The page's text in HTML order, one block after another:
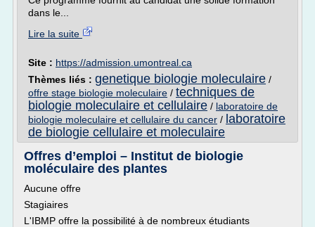
dans le...
Lire la suite
Site : https://admission.umontreal.ca
Thèmes liés : genetique biologie moleculaire /
offre stage biologie moleculaire / techniques de
biologie moleculaire et cellulaire / laboratoire de
biologie moleculaire et cellulaire du cancer / laboratoire
de biologie cellulaire et moleculaire
Offres d’emploi – Institut de biologie
moléculaire des plantes
Aucune offre
Stagiaires
L'IBMP offre la possibilité à de nombreux étudiants